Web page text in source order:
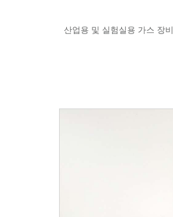
산업용 및 실험실용 가스 장비